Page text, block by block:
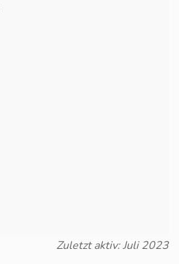
Zuletzt aktiv: Juli 2023